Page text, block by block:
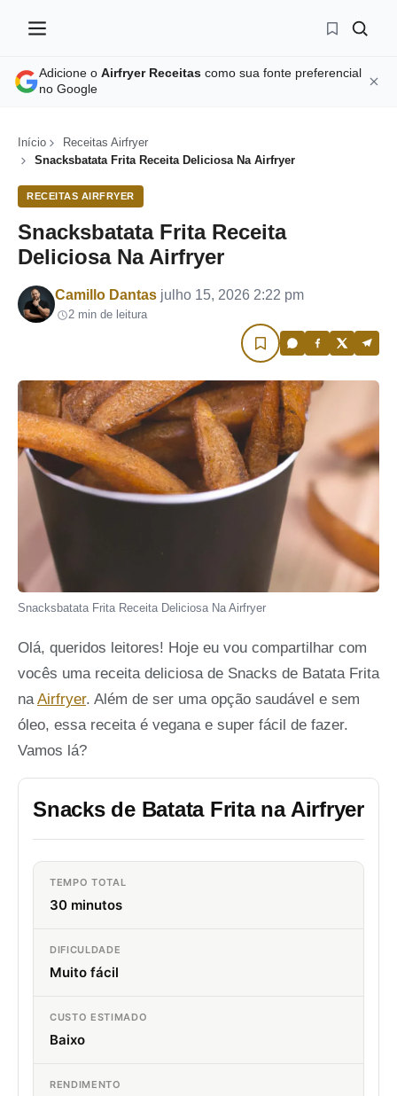
Adicione o Airfryer Receitas como sua fonte preferencial
no Google
Início
Receitas Airfryer
Snacksbatata Frita Receita Deliciosa Na Airfryer
RECEITAS AIRFRYER
Snacksbatata Frita Receita
Deliciosa Na Airfryer
Por
Camillo Dantas julho 15, 2026 2:22 pm
2 min de leitura
Snacksbatata Frita Receita Deliciosa Na Airfryer
Olá, queridos leitores! Hoje eu vou compartilhar com
vocês uma receita deliciosa de Snacks de Batata Frita
naAirfryer. Além de ser uma opção saudável e sem
óleo, essa receita é vegana e super fácil de fazer.
Vamos lá?
Snacks de Batata Frita na Airfryer
TEMPO TOTAL
30 minutos
DIFICULDADE
Muito fácil
CUSTO ESTIMADO
Baixo
RENDIMENTO